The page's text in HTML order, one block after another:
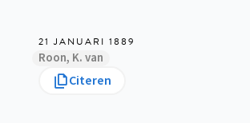
21 JANUARI 1889
Roon, K. van
Citeren